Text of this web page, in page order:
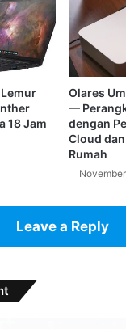
18 Jam
Olares
—
dengan
Cloud
Rumah
Leave a Reply